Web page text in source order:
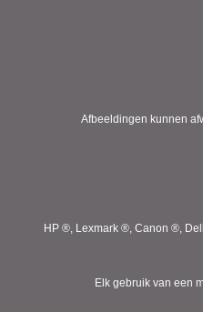
Afbeeldingen kunnen
HP ®, Lexmark ®, Canon ®,
Elk gebruik van een